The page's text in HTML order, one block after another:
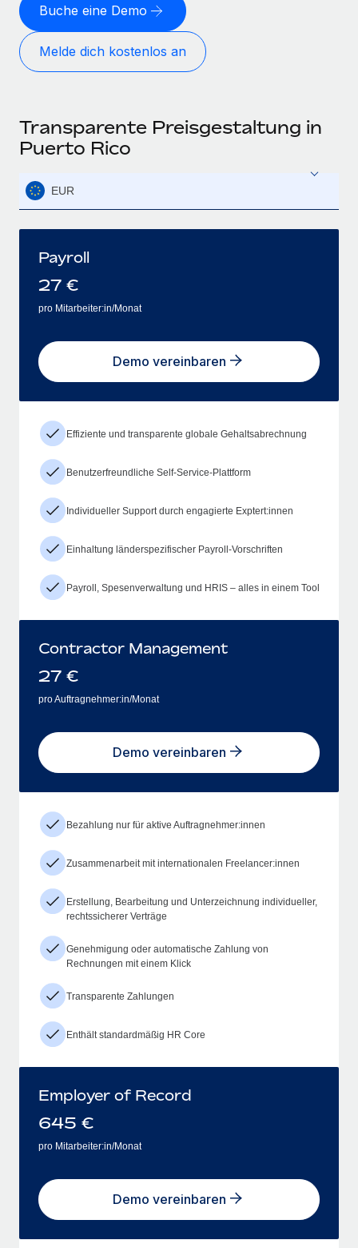
Buche eine Demo
Melde dich kostenlos an
Transparente Preisgestaltung in
Puerto Rico
EUR
Payroll
27 €
pro Mitarbeiter:in/Monat
Demo vereinbaren
Effiziente und transparente globale Gehaltsabrechnung
Benutzerfreundliche Self-Service-Plattform
Individueller Support durch engagierte Exptert:innen
Einhaltung länderspezifischer Payroll-Vorschriften
Payroll, Spesenverwaltung und HRIS – alles in einem Tool
Contractor Management
27 €
pro Auftragnehmer:in/Monat
Demo vereinbaren
Bezahlung nur für aktive Auftragnehmer:innen
Zusammenarbeit mit internationalen Freelancer:innen
Erstellung, Bearbeitung und Unterzeichnung individueller,
rechtssicherer Verträge
Genehmigung oder automatische Zahlung von
Rechnungen mit einem Klick
Transparente Zahlungen
Enthält standardmäßig HR Core
Employer of Record
645 €
pro Mitarbeiter:in/Monat
Demo vereinbaren